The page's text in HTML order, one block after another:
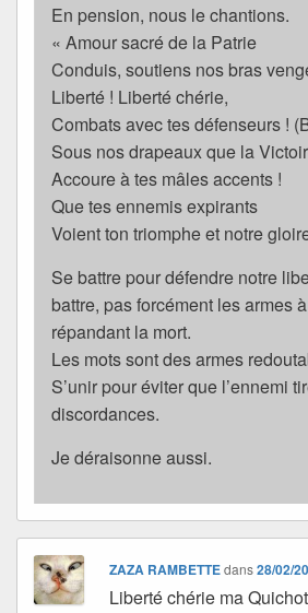
En pension, nous le chantions.
« Amour sacré de la Patrie
Conduis, soutiens nos bras
Liberté ! Liberté chérie,
Combats avec tes défenseurs !
Sous nos drapeaux que la
Accoure à tes mâles accents !
Que tes ennemis expirants
Voient ton triomphe et notre
Se battre pour défendre notre
battre, pas forcément les armes
répandant la mort.
Les mots sont des armes
S’unir pour éviter que l’ennemi
discordances.
Je déraisonne aussi.
ZAZA RAMBETTEdans28/02/
Liberté chérie ma